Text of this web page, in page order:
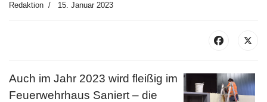
Redaktion 15. Januar 2023
Auch im Jahr 2023 wird fleißig im
Feuerwehrhaus Saniert – die